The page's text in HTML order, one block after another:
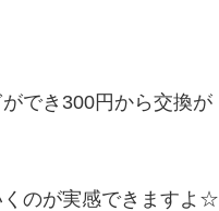
でき300円から交換が
くのが実感できますよ☆